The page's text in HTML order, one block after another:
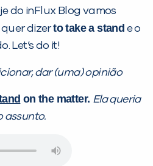
do inFlux Blog vamos
dizerto take a stand e o
Let’s do it!
dar (uma) opinião
on the matter. Ela queria
assunto.
DE MÉTODO
ou bairro que